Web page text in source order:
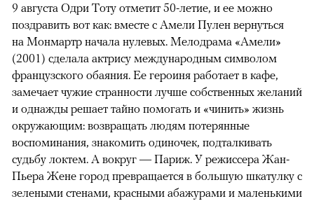
9 августа Одри Тоту отметит 50-летие, и ее можно
поздравить вот как: вместе с Амели Пулен вернуться
на Монмартр начала нулевых. Мелодрама «Амели»
(2001) сделала актрису международным символом
французского обаяния. Ее героиня работает в кафе,
замечает чужие странности лучше собственных желаний
и однажды решает тайно помогать и «чинить» жизнь
окружающим: возвращать людям потерянные
воспоминания, знакомить одиночек, подталкивать
судьбу локтем. А вокруг — Париж. У режиссера Жан-
Пьера Жене город превращается в большую шкатулку с
зелеными стенами, красными абажурами и маленькими